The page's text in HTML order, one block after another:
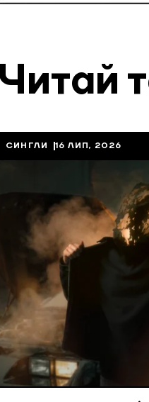
Читай
СИНГЛИ 16 ЛИП, 2026